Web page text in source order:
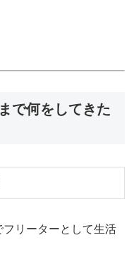
で何をしてきた
リーターとして生活